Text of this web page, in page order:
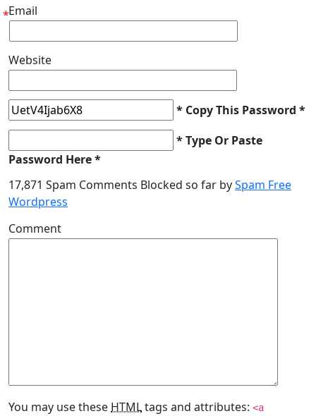
Email
*
Website
* Copy This Password *
* Type Or Paste
Password Here *
17,871 Spam Comments Blocked so far bySpam Free
Wordpress
Comment
You may use these HTMLtags and attributes: <a